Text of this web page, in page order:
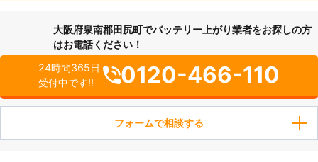
大阪府泉南郡田尻町でバッテリー上がり業者をお探しの方
はお電話ください！
24時間365日
受付中です!!
0120-466-110
フォームで相談する